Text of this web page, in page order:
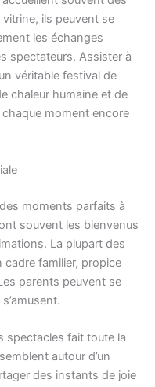
ils peuvent se
les échanges
spectateurs. Assister à
véritable festival de
chaleur humaine et de
moment encore
moments parfaits à
souvent les bienvenus
La plupart des
familier, propice
parents peuvent se
spectacles fait toute la
autour d’un
des instants de joie